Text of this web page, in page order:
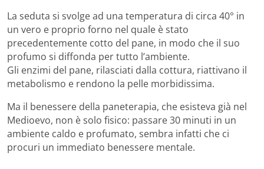
La seduta si svolge ad una temperatura di circa 40° in
un vero e proprio forno nel quale è stato
precedentemente cotto del pane, in modo che il suo
profumo si diffonda per tutto l’ambiente.
Gli enzimi del pane, rilasciati dalla cottura, riattivano il
metabolismo e rendono la pelle morbidissima.
Ma il benessere della paneterapia, che esisteva già nel
Medioevo, non è solo fisico: passare 30 minuti in un
ambiente caldo e profumato, sembra infatti che ci
procuri un immediato benessere mentale.